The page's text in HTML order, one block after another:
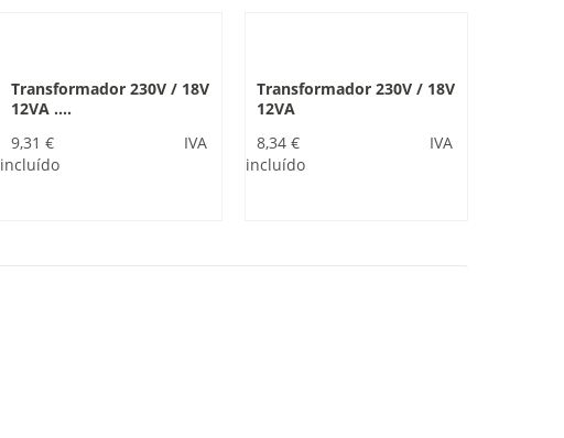
Transformador 230V / 18V
12VA ....
9,31 €
IVA
incluído
Transformador 230V / 18V
12VA
8,34 €
IVA
incluído